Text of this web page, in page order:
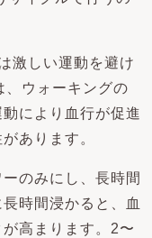
激しい運動を避け
、ウォーキングの
により血行が促進
あります。
のみにし、長時間
時間浸かると、血
高まります。2〜